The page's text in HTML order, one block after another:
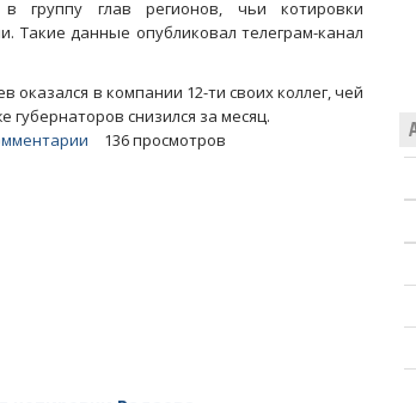
группу глав регионов, чьи котировки
Такие данные опубликовал телеграм-канал
оказался в компании 12-ти своих коллег, чей
губернаторов снизился за месяц.
136 просмотров